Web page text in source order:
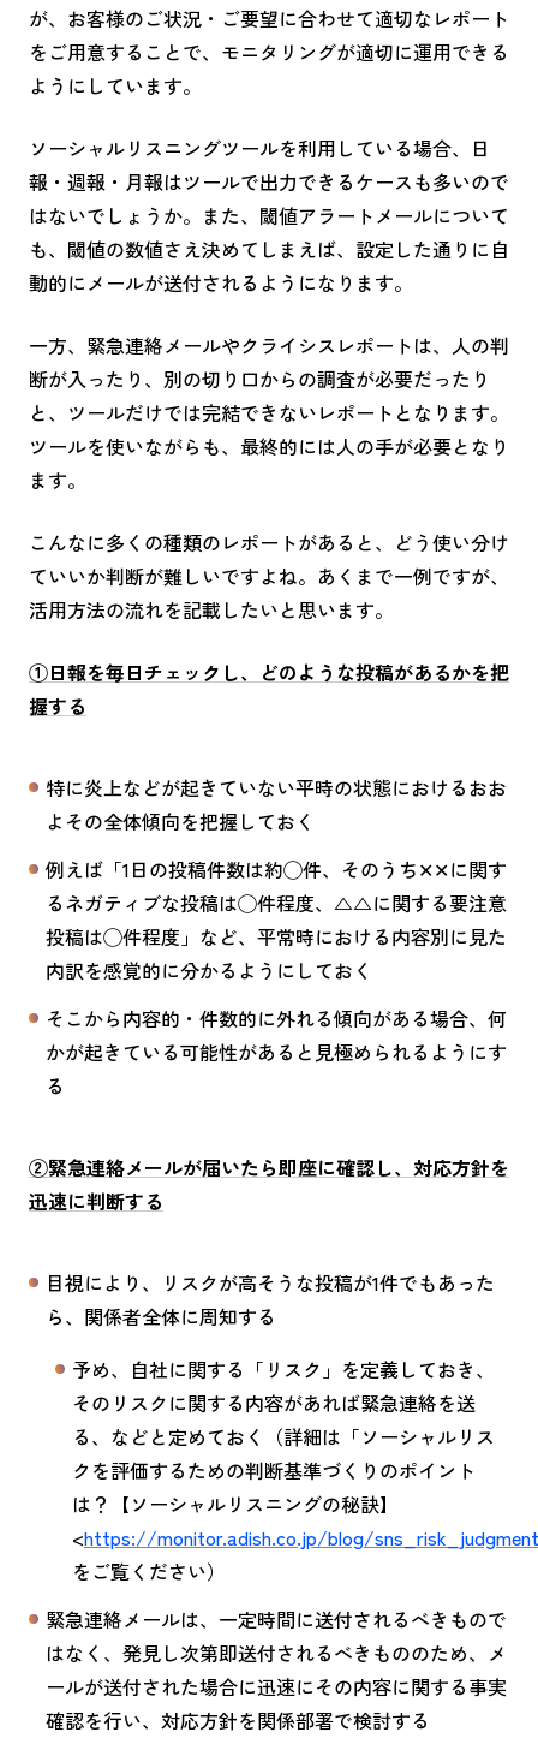
が、お客様のご状況・ご要望に合わせて適切なレポート
をご用意することで、モニタリングが適切に運用できる
ようにしています。
ソーシャルリスニングツールを利用している場合、日
報・週報・月報はツールで出力できるケースも多いので
はないでしょうか。また、閾値アラートメールについて
も、閾値の数値さえ決めてしまえば、設定した通りに自
動的にメールが送付されるようになります。
一方、緊急連絡メールやクライシスレポートは、人の判
断が入ったり、別の切り口からの調査が必要だったり
と、ツールだけでは完結できないレポートとなります。
ツールを使いながらも、最終的には人の手が必要となり
ます。
こんなに多くの種類のレポートがあると、どう使い分け
ていいか判断が難しいですよね。あくまで一例ですが、
活用方法の流れを記載したいと思います。
①日報を毎日チェックし、どのような投稿があるかを把
握する
特に炎上などが起きていない平時の状態におけるおお
よその全体傾向を把握しておく
例えば「1日の投稿件数は約◯件、そのうち✕✕に関す
るネガティブな投稿は◯件程度、△△に関する要注意
投稿は◯件程度」など、平常時における内容別に見た
内訳を感覚的に分かるようにしておく
そこから内容的・件数的に外れる傾向がある場合、何
かが起きている可能性があると見極められるようにす
る
②緊急連絡メールが届いたら即座に確認し、対応方針を
迅速に判断する
目視により、リスクが高そうな投稿が1件でもあった
ら、関係者全体に周知する
予め、自社に関する「リスク」を定義しておき、
そのリスクに関する内容があれば緊急連絡を送
る、などと定めておく（詳細は「ソーシャルリス
クを評価するための判断基準づくりのポイント
は？【ソーシャルリスニングの秘訣】
<https://monitor.adish.co.jp/blog/
をご覧ください）
緊急連絡メールは、一定時間に送付されるべきもので
はなく、発見し次第即送付されるべきもののため、メ
ールが送付された場合に迅速にその内容に関する事実
確認を行い、対応方針を関係部署で検討する